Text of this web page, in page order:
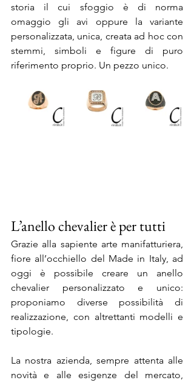
storia il cui sfoggio è di norma
omaggio gli avi oppure la variante
personalizzata, unica, creata ad hoc con
stemmi, simboli e figure di puro
riferimento proprio. Un pezzo unico.
L’anello chevalier è per tutti
Grazie alla sapiente arte manifatturiera,
fiore all’occhiello del Made in Italy, ad
oggi è possibile creare un anello
chevalier personalizzato e unico:
proponiamo diverse possibilità di
realizzazione, con altrettanti modelli e
tipologie.
La nostra azienda, sempre attenta alle
novità e alle esigenze del mercato,